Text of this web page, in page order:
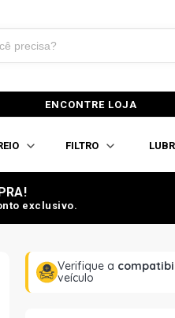
ENCONTRE LOJA
FILTRO
exclusivo.
Verifique a
veículo